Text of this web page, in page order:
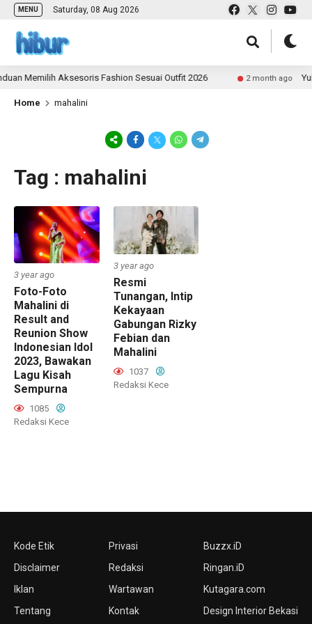
MENU Saturday, 08 Aug 2026
Memilih Aksesoris Fashion Sesuai Outfit 2026 2 month ago
Home mahalini
Tag : mahalini
3 year ago
Foto-Foto
Mahalini di
Result and
Reunion Show
Indonesian Idol
2023, Bawakan
Lagu Kisah
Sempurna
1085
Redaksi Kece
3 year ago
Resmi
Tunangan, Intip
Kekayaan
Gabungan Rizky
Febian dan
Mahalini
1037
Redaksi Kece
Kode Etik
Disclaimer
Iklan
Tentang
Privasi
Redaksi
Wartawan
Kontak
Buzzx.iD
Ringan.iD
Kutagara.com
Design Interior Bekasi